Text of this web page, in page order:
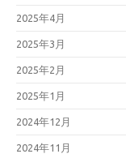
2025年4月
2025年3月
2025年2月
2025年1月
2024年12月
2024年11月